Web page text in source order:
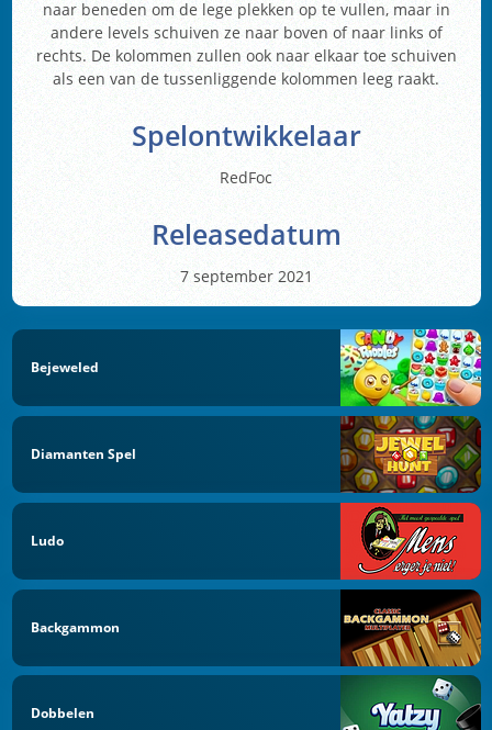
naar beneden om de lege plekken op te vullen, maar in
andere levels schuiven ze naar boven of naar links of
rechts. De kolommen zullen ook naar elkaar toe schuiven
als een van de tussenliggende kolommen leeg raakt.
Spelontwikkelaar
RedFoc
Releasedatum
7 september 2021
Bejeweled
Diamanten Spel
Ludo
Backgammon
Dobbelen